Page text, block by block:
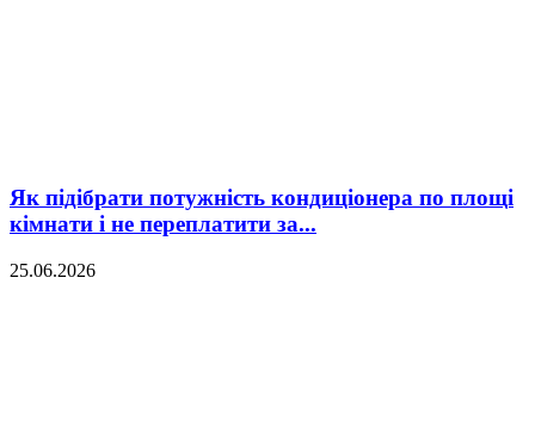
Як підібрати потужність кондиціонера по площі
кімнати і не переплатити за...
25.06.2026